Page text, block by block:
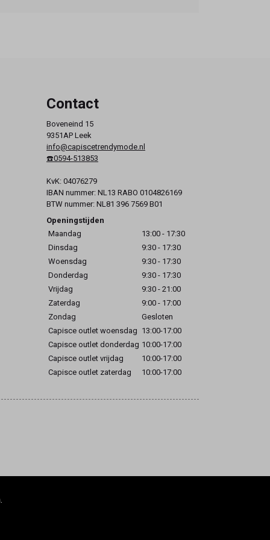
Contact
Boveneind 15
9351AP Leek
info@capiscetrendymode.nl
☎️0594-513853
KvK: 04076279
IBAN nummer: NL13 RABO 0104826169
BTW nummer: NL81 396 7569 B01
Openingstijden
Maandag
13:00 - 17:30
Dinsdag
9:30 - 17:30
Woensdag
9:30 - 17:30
Donderdag
9:30 - 17:30
Vrijdag
9:30 - 21:00
Zaterdag
9:00 - 17:00
Zondag
Gesloten
Capisce outlet woensdag 13:00-17:00
Capisce outlet donderdag 10:00-17:00
Capisce outlet vrijdag
10:00-17:00
Capisce outlet zaterdag
10:00-17:00